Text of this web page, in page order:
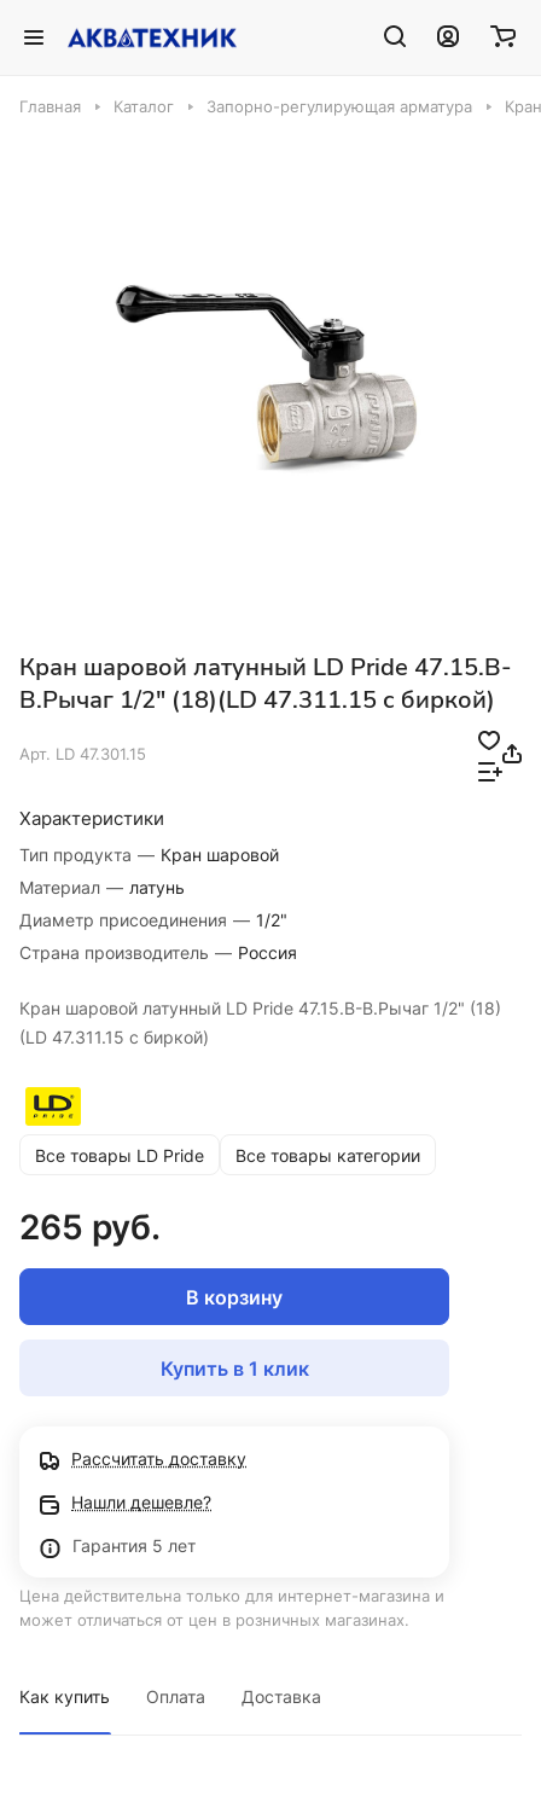
Главная Каталог Запорно-регулирующая арматура
Кран шаровой латунный LD Pride 47.15.В-
В.Рычаг 1/2" (18)(LD 47.311.15 с биркой)
Арт. LD 47.301.15
Характеристики
Тип продукта — Кран шаровой
Материал — латунь
Диаметр присоединения — 1/2"
Страна производитель — Россия
Кран шаровой латунный LD Pride 47.15.В-В.Рычаг 1/2" (18)
(LD 47.311.15 с биркой)
Все товары LD Pride Все товары категории
265 руб.
В корзину
Купить в 1 клик
Рассчитать доставку
Нашли дешевле?
Гарантия 5 лет
Цена действительна только для интернет-магазина и
может отличаться от цен в розничных магазинах.
Как купить Оплата Доставка